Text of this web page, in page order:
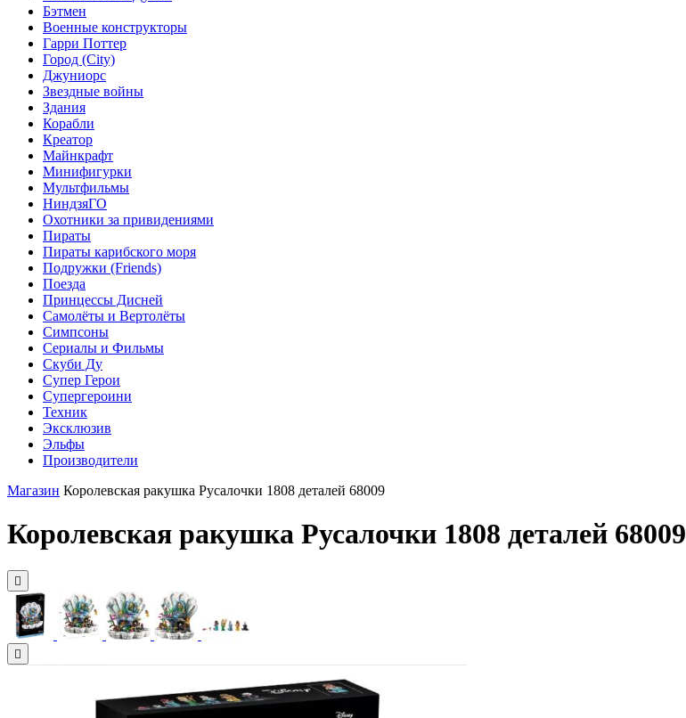
Бэтмен
Военные конструкторы
Гарри Поттер
Город (City)
Джуниорс
Звездные войны
Здания
Корабли
Креатор
Майнкрафт
Минифигурки
Мультфильмы
НиндзяГО
Охотники за привидениями
Пираты
Пираты карибского моря
Подружки (Friends)
Поезда
Принцессы Дисней
Самолёты и Вертолёты
Симпсоны
Сериалы и Фильмы
Скуби Ду
Супер Герои
Супергероини
Техник
Эксклюзив
Эльфы
Производители
Магазин Королевская ракушка Русалочки 1808 деталей 68009
Королевская ракушка Русалочки 1808 деталей 68009